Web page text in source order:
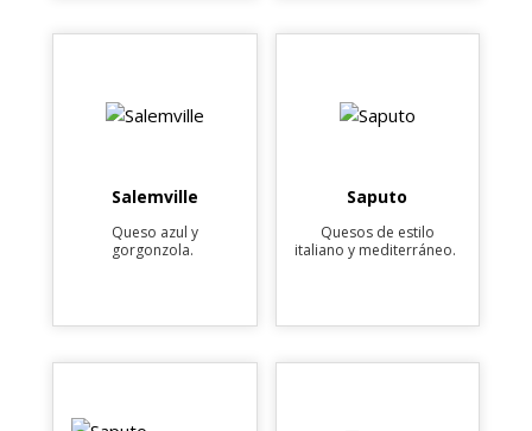
Salemville
Queso azul y
gorgonzola.
Saputo
Quesos de estilo
italiano y mediterráneo.